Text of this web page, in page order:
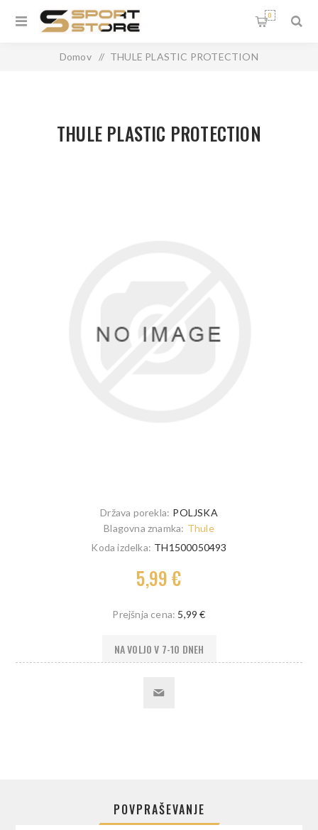
0
Domov / THULE PLASTIC PROTECTION
Država porekla: POLJSKA
THULE PLASTIC PROTECTION
Blagovna znamka: Thule
Koda izdelka: TH1500050493
5,99 €
Prejšnja cena: 5,99 €
NA VOLJO V 7-10 DNEH
POVPRAŠEVANJE